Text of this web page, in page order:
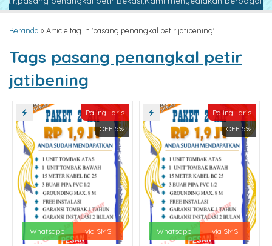
Beranda »Article tag in 'pasang penangkal petir jatibening'
Tags pasang penangkal petir
jatibening
Paling Laris
OFF 5%
Whatsapp via SMS
Paling Laris
OFF 5%
Whatsapp via SMS